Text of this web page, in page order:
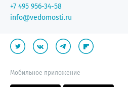
+7 495 956-34-58
info@vedomosti.ru
Мобильное приложение